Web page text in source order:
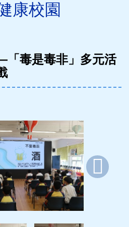
康校園
「毒是毒非」多元活